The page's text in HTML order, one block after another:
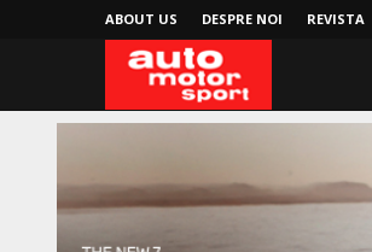
ABOUT US DESPRE NOI REVISTA